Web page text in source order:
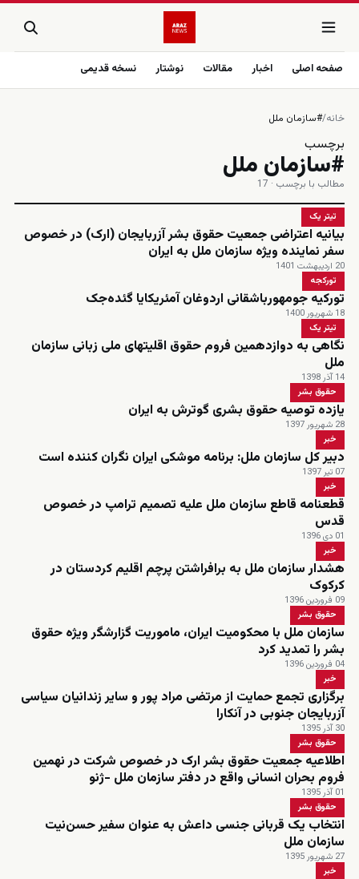
صفحه اصلی اخبار مقالات نوشتار نسخه قدیمی
خانه/#سازمان ملل
برچسب
#سازمان ملل
مطالب با برچسب · 17
تیتر یک
بیانیه اعتراضی جمعیت حقوق بشر آزربایجان (ارک) در خصوص
سفر نماینده ویژه سازمان ملل به ایران
20 اردیبهشت 1401
تورکجه
تورکیه جومهورباشقانی اردوغان آمئریکایا گئده‌جک
18 شهریور 1400
تیتر یک
نگاهی به دوازدهمین فروم حقوق اقلیتهای ملی زبانی سازمان
ملل
14 آذر 1398
حقوق بشر
یازده توصیه حقوق بشری گوترش به ایران
28 شهریور 1397
خبر
دبیر کل سازمان ملل: برنامه موشکی ایران نگران کننده است
07 تیر 1397
خبر
قطعنامه قاطع سازمان ملل علیه تصمیم ترامپ در خصوص
قدس
01 دی 1396
خبر
هشدار سازمان ملل به برافراشتن پرچم اقلیم کردستان در
کرکوک
09 فروردین 1396
حقوق بشر
سازمان ملل با محکومیت ایران، ماموریت گزارشگر ویژه حقوق
بشر را تمدید کرد
04 فروردین 1396
خبر
برگزاری تجمع حمایت از مرتضی مراد پور و سایر زندانیان سیاسی
آزربایجان جنوبی در آنکارا
30 آذر 1395
حقوق بشر
اطلاعیه جمعیت حقوق بشر ارک در خصوص شرکت در نهمین
فروم بحران انسانی واقع در دفتر سازمان ملل -ژنو
01 آذر 1395
حقوق بشر
انتخاب یک قربانی جنسی داعش به عنوان سفیر حسن‌نیت
سازمان ملل
27 شهریور 1395
خبر